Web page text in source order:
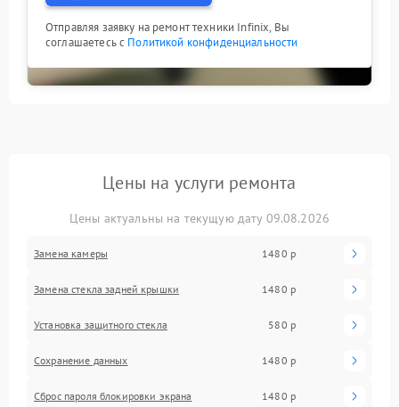
Отправляя заявку на ремонт техники Infinix, Вы
соглашаетесь с Политикой конфиденциальности
Цены на услуги ремонта
Цены актуальны на текущую дату 09.08.2026
Замена камеры 1480 р
Замена стекла задней крышки 1480 р
Установка защитного стекла 580 р
Сохранение данных 1480 р
Сброс пароля блокировки экрана 1480 р